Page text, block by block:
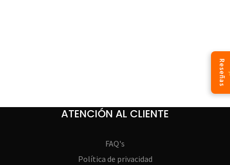
ATENCIÓN AL CLIENTE
FAQ's
Política de privacidad
Reseñas